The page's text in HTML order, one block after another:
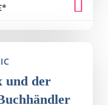
*
und der